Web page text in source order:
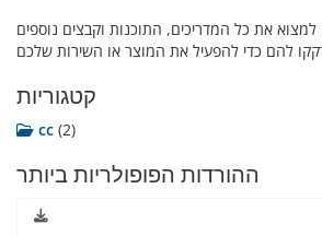
למצוא את כל המדריכים, התוכנות וקבצים נוספים
קטגוריות
cc (2)
ההורדות הפופולריות ביותר